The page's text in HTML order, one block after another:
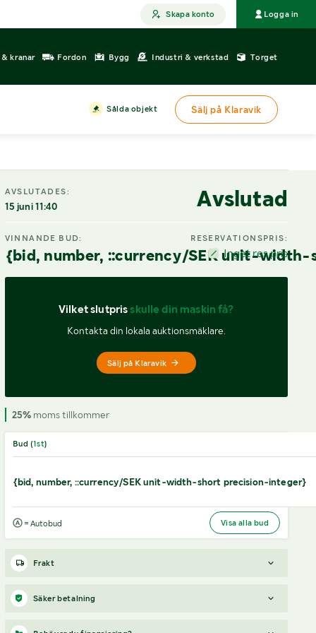
Skapa konto Logga in
kranar Fordon Bygg Industri & verkstad Torget
Sålda objekt Sälj på Klaravik
AVSLUTADES:
15 juni 11:40 Avslutad
VINNANDE BUD:
{bid, number, ::currency/SEK unit-
RESERVATIONSPRIS:
Inget res.pris
Vilket slutpris skulle din maskin få?
Kontakta din lokala auktionsmäklare.
Sälj på Klaravik
25%moms tillkommer
Bud (1st)
{bid, number, ::currency/SEK unit-width-short precision-integer}
= Autobud Visa alla bud
Frakt
OBS! All upphämtning samt bokning av frakt görs via
säljarens bokningsportal minst en dag innan tänkt dag för
hämtning.
Säker betalning
När du vunnit en budgivning får du en faktura från Payex till